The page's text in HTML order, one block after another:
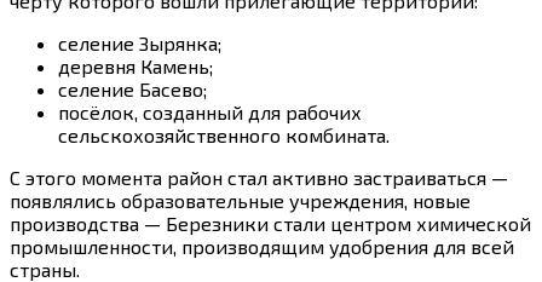
селение Зырянка;
деревня Камень;
селение Басево;
посёлок, созданный для рабочих
сельскохозяйственного комбината.
С этого момента район стал активно застраиваться —
появлялись образовательные учреждения, новые
производства — Березники стали центром химической
промышленности, производящим удобрения для всей
страны.